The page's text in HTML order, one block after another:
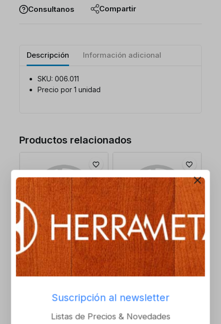
Consultanos Compartir
Descripción Información adicional
SKU: 006.011
Precio por 1 unidad
Productos relacionados
Bisagra italiana mixta
13mm centrada
Inicie sesión o
Bisagra italiana
niquelado* 14 niq
Inicie sesión o
Suscripción al newsletter
Listas de Precios & Novedades